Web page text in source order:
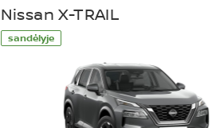
sandėlyje
Nissan X-TRAIL